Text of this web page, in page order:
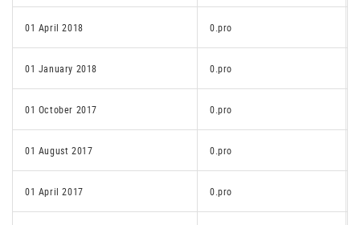
01 April 2018 0.pro
01 January 2018 0.pro
01 October 2017 0.pro
01 August 2017 0.pro
01 April 2017 0.pro